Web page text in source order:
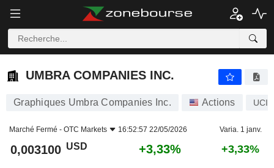
UMBRA COMPANIES INC.
UMBRA COMPANIES INC.
Graphiques Umbra Companies Inc. Actions UCIX
Marché Fermé - OTC Markets 16:52:57 22/05/2026 Varia. 1 janv.
0,003100 USD +3,33% +3,33%